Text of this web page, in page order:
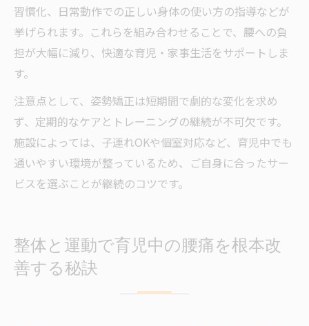
習慣化、日常動作での正しい身体の使い方の指導などが
挙げられます。これらを組み合わせることで、腰への負
担が大幅に減り、快適な育児・家事生活をサポートしま
す。
注意点として、姿勢矯正は短期間で劇的な変化を求め
ず、定期的なケアとトレーニングの継続が不可欠です。
施設によっては、子連れOKや個室対応など、育児中でも
通いやすい環境が整っているため、ご自身に合ったサー
ビスを選ぶことが継続のコツです。
整体と運動で育児中の腰痛を根本改
善する秘訣